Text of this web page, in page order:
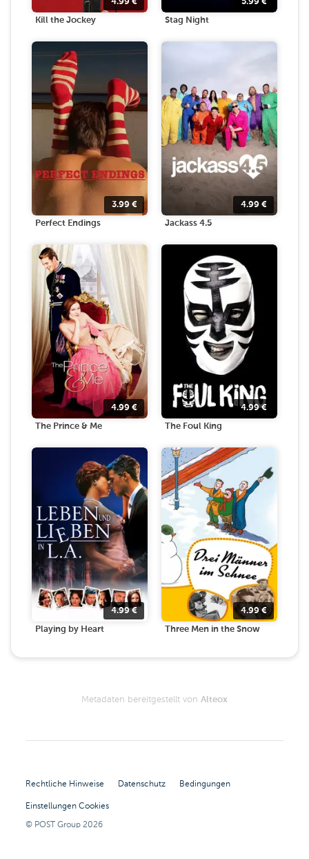
Kill the Jockey Stag Night
3.99 €
Perfect Endings
4.99 €
Jackass 4.5
4.99 €
The Prince & Me
4.99€
The Foul King
4.99€
Playing by Heart
4.99€
Three Men in the Snow
Metadaten bereitgestellt von Alteox
Rechtliche Hinweise Datenschutz Bedingungen
Einstellungen Cookies
© POST Group2026